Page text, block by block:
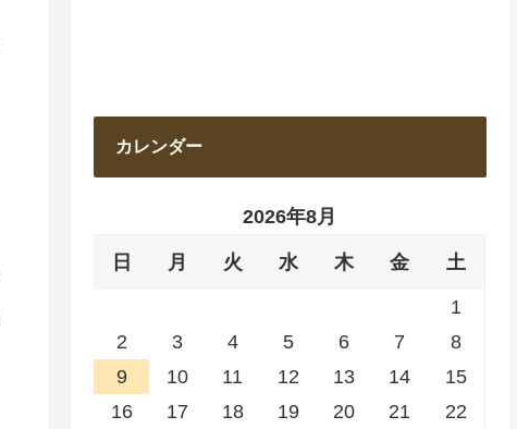
カレンダー
2026年8月
日 月 火 水 木 金 土
1
2
3 4 5 6 7
8
9
10 11 12 13 14
15
16
17 18 19 20 21
22